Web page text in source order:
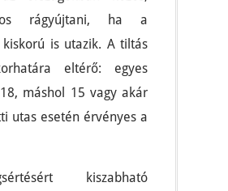
rágyújtani, ha a
is utazik. A tiltás
eltérő: egyes
máshol 15 vagy akár
utas esetén érvényes a
kiszabható